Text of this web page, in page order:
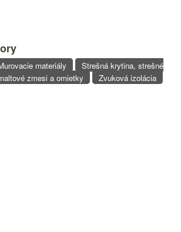
materiály
Strešná krytina, strešné
zmesi a omietky Zvuková izolácia